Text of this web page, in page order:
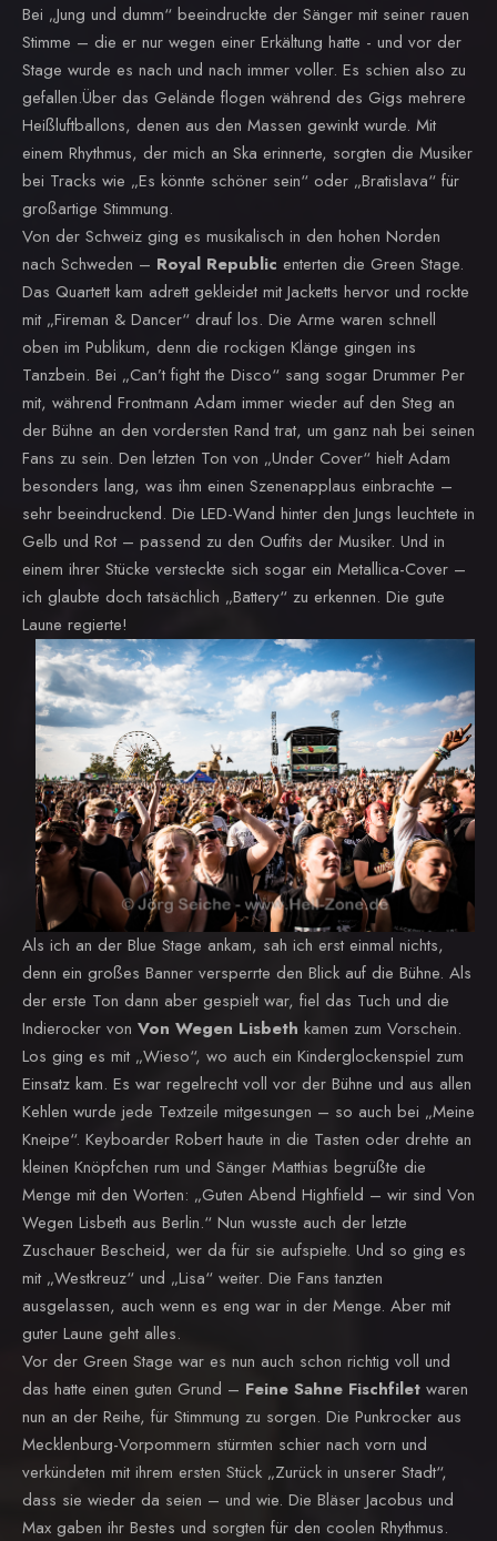
Bei „Jung und dumm“ beeindruckte der Sänger mit seiner rauen
Stimme – die er nur wegen einer Erkältung hatte - und vor der
Stage wurde es nach und nach immer voller. Es schien also zu
gefallen.Über das Gelände flogen während des Gigs mehrere
Heißluftballons, denen aus den Massen gewinkt wurde. Mit
einem Rhythmus, der mich an Ska erinnerte, sorgten die Musiker
bei Tracks wie „Es könnte schöner sein“ oder „Bratislava“ für
großartige Stimmung.
Von der Schweiz ging es musikalisch in den hohen Norden
nach Schweden – Royal Republic enterten die Green Stage.
Das Quartett kam adrett gekleidet mit Jacketts hervor und rockte
mit „Fireman & Dancer“ drauf los. Die Arme waren schnell
oben im Publikum, denn die rockigen Klänge gingen ins
Tanzbein. Bei „Can’t fight the Disco“ sang sogar Drummer Per
mit, während Frontmann Adam immer wieder auf den Steg an
der Bühne an den vordersten Rand trat, um ganz nah bei seinen
Fans zu sein. Den letzten Ton von „Under Cover“ hielt Adam
besonders lang, was ihm einen Szenenapplaus einbrachte –
sehr beeindruckend. Die LED-Wand hinter den Jungs leuchtete in
Gelb und Rot – passend zu den Outfits der Musiker. Und in
einem ihrer Stücke versteckte sich sogar ein Metallica-Cover –
ich glaubte doch tatsächlich „Battery“ zu erkennen. Die gute
Laune regierte!
Als ich an der Blue Stage ankam, sah ich erst einmal nichts,
denn ein großes Banner versperrte den Blick auf die Bühne. Als
der erste Ton dann aber gespielt war, fiel das Tuch und die
Indierocker von Von Wegen Lisbeth kamen zum Vorschein.
Los ging es mit „Wieso“, wo auch ein Kinderglockenspiel zum
Einsatz kam. Es war regelrecht voll vor der Bühne und aus allen
Kehlen wurde jede Textzeile mitgesungen – so auch bei „Meine
Kneipe“. Keyboarder Robert haute in die Tasten oder drehte an
kleinen Knöpfchen rum und Sänger Matthias begrüßte die
Menge mit den Worten: „Guten Abend Highfield – wir sind Von
Wegen Lisbeth aus Berlin.“ Nun wusste auch der letzte
Zuschauer Bescheid, wer da für sie aufspielte. Und so ging es
mit „Westkreuz“ und „Lisa“ weiter. Die Fans tanzten
ausgelassen, auch wenn es eng war in der Menge. Aber mit
guter Laune geht alles.
Vor der Green Stage war es nun auch schon richtig voll und
das hatte einen guten Grund – Feine Sahne Fischfilet waren
nun an der Reihe, für Stimmung zu sorgen. Die Punkrocker aus
Mecklenburg-Vorpommern stürmten schier nach vorn und
verkündeten mit ihrem ersten Stück „Zurück in unserer Stadt“,
dass sie wieder da seien – und wie. Die Bläser Jacobus und
Max gaben ihr Bestes und sorgten für den coolen Rhythmus.